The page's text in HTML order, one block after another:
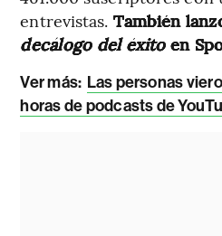
entrevistas. También
decálogo del éxitoen
Ver más: Las personas
horas de podcasts de